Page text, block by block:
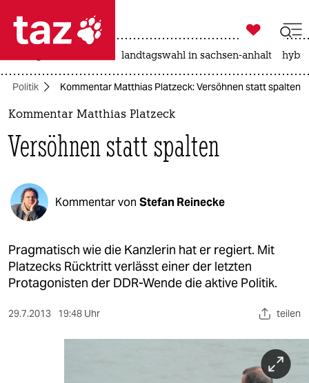
 taz zahl ich
taz zahl ich
politik
öko
gesellschaft
kultur
sport
berlin

taz zahl ich
landtagswahl in sachsen-anhalt
Politik Kommentar Matthias Platzeck: Versöhnen statt spalten
Kommentar Matthias Platzeck
Versöhnen statt spalten
Kommentar von Stefan Reinecke
Pragmatisch wie die Kanzlerin hat er regiert. Mit
Platzecks Rücktritt verlässt einer der letzten
Protagonisten der DDR-Wende die aktive Politik.
29.7.2013 19:48 Uhr teilen